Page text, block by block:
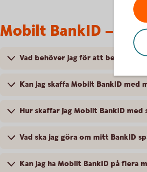
Mobilt BankID –
Vad behöver jag för att beställa
Kan jag skaffa Mobilt BankID med
Hur skaffar jag Mobilt BankID med
Vad ska jag göra om mitt BankID
Kan jag ha Mobilt BankID på flera